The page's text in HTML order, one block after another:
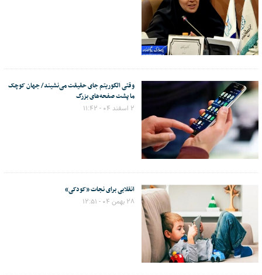
وقتی الگوریتم جای حقیقت می‌نشیند/ جهان کوچک
ما پشت صفحه‌های بزرگ
۲ اسفند ۰۴ - ۱۱:۴۲
انقلابی برای نجات «کودکی»
۲۸ بهمن ۰۴ - ۱۲:۵۱